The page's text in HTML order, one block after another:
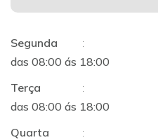
Segunda
:
das 08:00 ás 18:00
Terça
:
das 08:00 ás 18:00
Quarta
: